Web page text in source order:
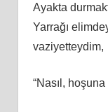
Ayakta
Yarrağı
vaziyetteydim,
“Nasıl,